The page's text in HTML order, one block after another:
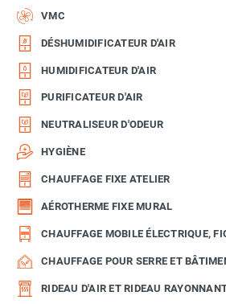
VMC
DÉSHUMIDIFICATEUR D'AIR
HUMIDIFICATEUR D'AIR
PURIFICATEUR D'AIR
NEUTRALISEUR D'ODEUR
HYGIÈNE
CHAUFFAGE FIXE ATELIER
AÉROTHERME FIXE MURAL
CHAUFFAGE MOBILE ÉLECTRIQUE,
CHAUFFAGE POUR SERRE ET
RIDEAU D'AIR ET RIDEAU